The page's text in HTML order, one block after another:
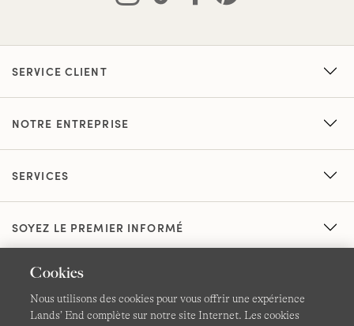
SERVICE CLIENT
NOTRE ENTREPRISE
SERVICES
SOYEZ LE PREMIER INFORMÉ
Cookies
Nous utilisons des cookies pour vous offrir une expérience
Lands’ End complète sur notre site Internet. Les cookies